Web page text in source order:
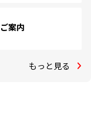
案内
もっと見る